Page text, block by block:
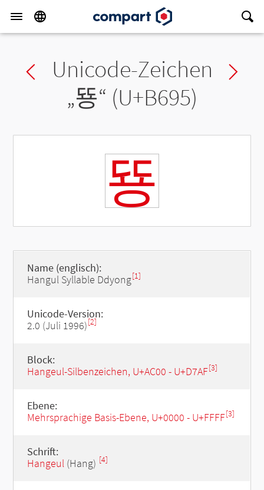
Previous char
Unicode-Zeichen
„뚕“ (U+B695)
뚕
Name (englisch):
Hangul Syllable Ddyong[1]
Unicode-Version:
2.0 (Juli 1996)[2]
Block:
Hangeul-Silbenzeichen, U+AC00 - U+D7AF[3]
Ebene:
Mehrsprachige Basis-Ebene, U+0000 - U+FFFF[3]
Schrift:
Hangeul(Hang) [4]